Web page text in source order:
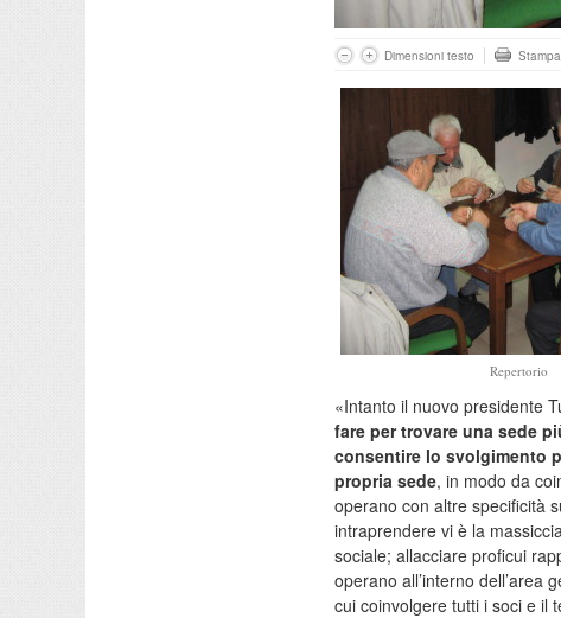
Dimensioni testo Stampa
Repertorio
«Intanto il nuovo presidente
fare per trovare una sede
consentire lo svolgimento
propria sede, in modo da
operano con altre specificità
intraprendere vi è la
sociale; allacciare proficui
operano all’interno dell’area
cui coinvolgere tutti i soci e il